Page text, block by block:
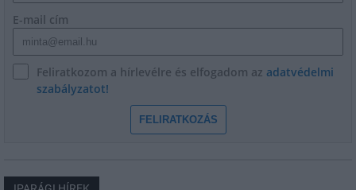
E-mail cím
Feliratkozom a hírlevélre és elfogadom az adatvédelmi
szabályzatot!
FELIRATKOZÁS